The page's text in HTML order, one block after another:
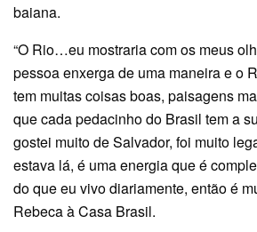
baiana.
“O Rio…eu mostraria com os meus
pessoa enxerga de uma maneira e o
tem muitas coisas boas, paisagens
que cada pedacinho do Brasil tem a
gostei muito de Salvador, foi muito
estava lá, é uma energia que é
do que eu vivo diariamente, então é
Rebeca à Casa Brasil.